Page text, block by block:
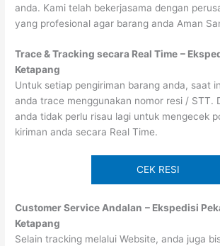
anda. Kami telah bekerjasama dengan
yang profesional agar barang anda Aman
Trace & Tracking secara Real Time –
Ketapang
Untuk setiap pengiriman barang anda, saat
anda trace menggunakan nomor resi / STT.
anda tidak perlu risau lagi untuk mengecek
kiriman anda secara Real Time.
CEK RESI
Customer Service Andalan – Ekspedisi
Ketapang
Selain tracking melalui Website, anda juga